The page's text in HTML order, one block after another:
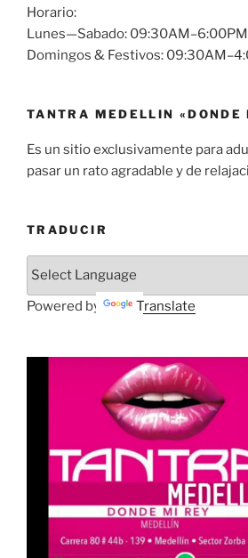
Horario:
Lunes—Sabado: 09:30AM–6:00PM
Domingos & Festivos:
TANTRA MEDELLIN «DONDE
Es un sitio exclusivamente para
pasar un rato agradable y de
TRADUCIR
Powered by Translate